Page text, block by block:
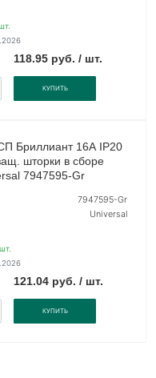
118.95 руб. / шт.
КУПИТЬ
Бриллиант 16А IP20
шторки в сборе
7947595-Gr
7947595-Gr
Universal
121.04 руб. / шт.
КУПИТЬ